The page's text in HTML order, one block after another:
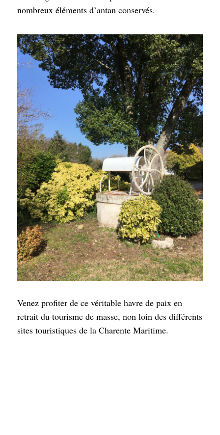
nombreux éléments d’antan conservés.
Venez profiter de ce véritable havre de paix en
retrait du tourisme de masse, non loin des différents
sites touristiques de la Charente Maritime.